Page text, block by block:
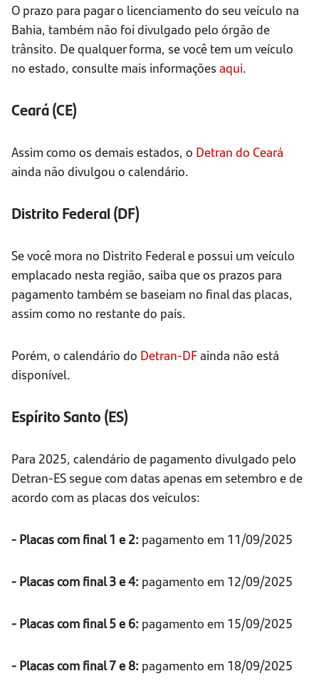
O prazo para pagar o licenciamento do seu veículo na
Bahia, também não foi divulgado pelo órgão de
trânsito. De qualquer forma, se você tem um veículo
no estado, consulte mais informações aqui.
Ceará (CE)
Assim como os demais estados, o Detran do Ceará
ainda não divulgou o calendário.
Distrito Federal (DF)
Se você mora no Distrito Federal e possui um veículo
emplacado nesta região, saiba que os prazos para
pagamento também se baseiam no final das placas,
assim como no restante do país.
Porém, o calendário do Detran-DFainda não está
disponível.
Espírito Santo (ES)
Para 2025, calendário de pagamento divulgado pelo
Detran-ES segue com datas apenas em setembro e de
acordo com as placas dos veículos:
- Placas com final 1 e 2: pagamento em 11/09/2025
- Placas com final 3 e 4: pagamento em 12/09/2025
- Placas com final 5 e 6: pagamento em 15/09/2025
- Placas com final 7 e 8: pagamento em 18/09/2025